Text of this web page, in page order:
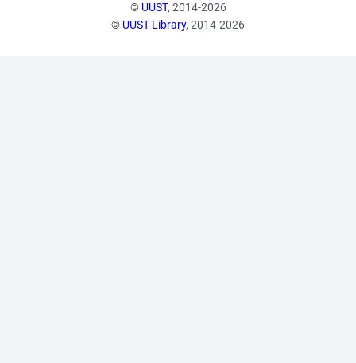
© UUST, 2014-2026
© UUST Library, 2014-2026